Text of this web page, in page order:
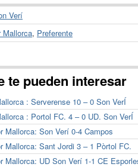
Verí
Mallorca, Preferente
te pueden interesar
: Serverense 10 – 0 Son VerÍ
: Portol FC. 4 – 0 UD. Son VerÍ
Mallorca: Son Verí 0-4 Campos
Mallorca: Sant Jordi 3 – 1 Pòrtol FC.
Mallorca: UD Son Verí 1-1 CE